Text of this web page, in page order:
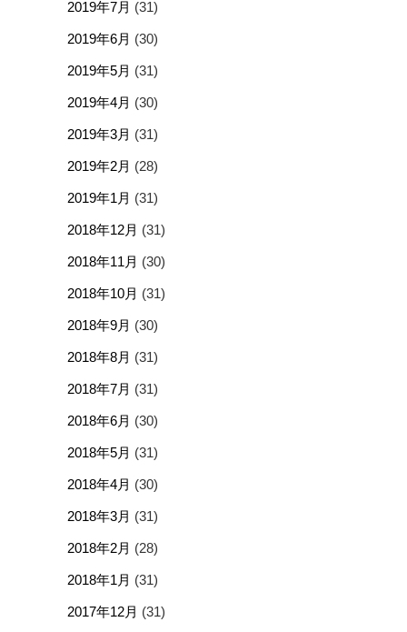
2019年7月 (31)
2019年6月 (30)
2019年5月 (31)
2019年4月 (30)
2019年3月 (31)
2019年2月 (28)
2019年1月 (31)
2018年12月 (31)
2018年11月 (30)
2018年10月 (31)
2018年9月 (30)
2018年8月 (31)
2018年7月 (31)
2018年6月 (30)
2018年5月 (31)
2018年4月 (30)
2018年3月 (31)
2018年2月 (28)
2018年1月 (31)
2017年12月 (31)